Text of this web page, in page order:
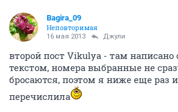
Bagira_09
Неповторимая
16 мая 2013 Джули
второй пост Vikulya - там
текстом, номера выбранные не
бросаются, поэтом я ниже еще раз
перечислила